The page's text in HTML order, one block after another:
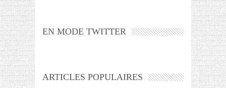
EN MODE TWITTER
ARTICLES POPULAIRES